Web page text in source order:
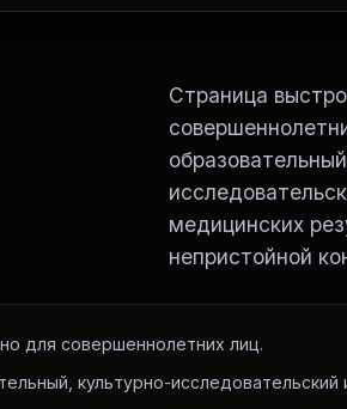
Страница
медицинских
непристойной
для совершеннолетних лиц.
культурно-исследовательский